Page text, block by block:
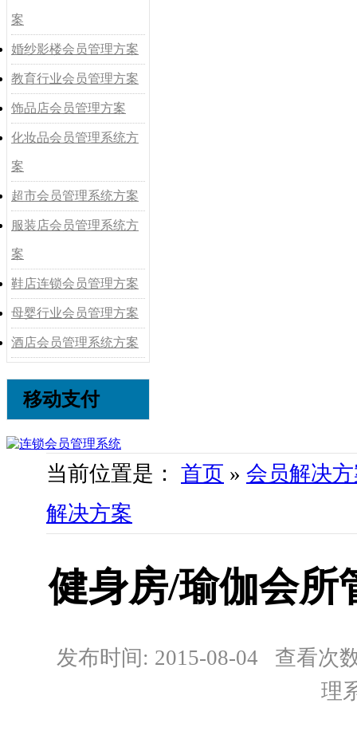
案
婚纱影楼会员管理方案
教育行业会员管理方案
饰品店会员管理方案
化妆品会员管理系统方
案
超市会员管理系统方案
服装店会员管理系统方
案
鞋店连锁会员管理方案
母婴行业会员管理方案
酒店会员管理系统方案
移动支付
当前位置是： 首页 » 会员解决
解决方案
健身房/瑜伽会所
发布时间: 2015-08-04 查看次
理